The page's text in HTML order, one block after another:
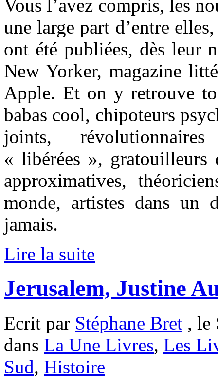
Vous l’avez compris, les
une large part d’entre
ont été publiées, dès leur
New Yorker, magazine
Apple. Et on y retrouve
babas cool, chipoteurs
joints,
« libérées », gratouilleurs
approximatives,
monde, artistes dans un
jamais.
Lire la suite
Jerusalem, Justine
Ecrit par Stéphane Bret , le
dans La Une Livres, Les
Sud, Histoire